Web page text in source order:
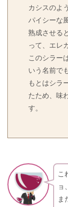
カシスのよ
パイシーな
熟成させる
って、エレ
このシラー
いう名前で
もとはシラ
たため、味
す。
こ
ョ
ま